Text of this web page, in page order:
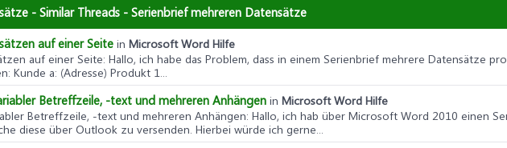
- Similar Threads - Serienbrief mehreren Datensätze
auf einer Seite in Microsoft Word Hilfe
auf einer Seite: Hallo, ich habe das Problem, dass in einem Serienbrief mehrere Datensätze
Kunde a: (Adresse) Produkt 1...
Betreffzeile, -text und mehreren Anhängen in Microsoft Word Hilfe
Betreffzeile, -text und mehreren Anhängen: Hallo, ich hab über Microsoft Word 2010 einen
diese über Outlook zu versenden. Hierbei würde ich gerne...